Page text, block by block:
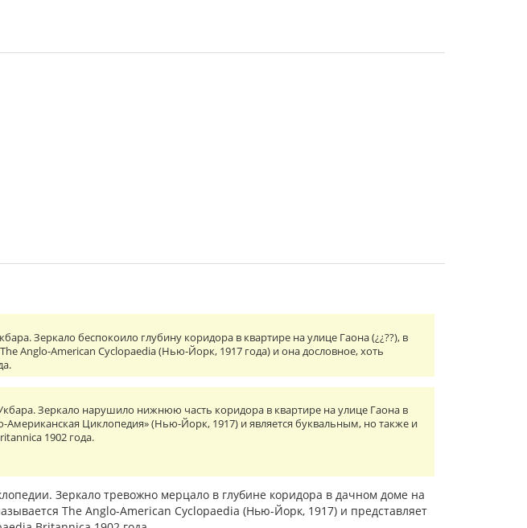
Зеркало беспокоило глубину коридора в квартире на улице Гаона (¿¿??), в
Anglo-American Cyclopaedia (Нью-Йорк, 1917 года) и она дословное, хоть
Зеркало нарушило нижнюю часть коридора в квартире на улице Гаона в
Циклопедия» (Нью-Йорк, 1917) и является буквальным, но также и
1902 года.
Зеркало тревожно мерцало в глубине коридора в дачном доме на
The Anglo-American Cyclopaedia (Нью-Йорк, 1917) и представляет